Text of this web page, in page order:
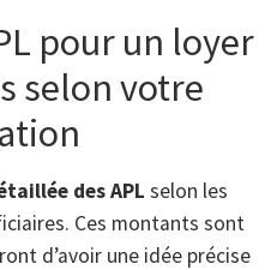
pour un loyer
selon votre
des APL selon les
Ces montants sont
d’avoir une idée précise